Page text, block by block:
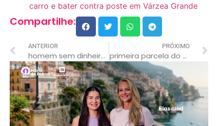
carro e bater contra poste em Várzea Grande
Compartilhe:
ANTERIOR
homem sem dinheiro fogem e deixa mulher em motel mt
PRÓXIMO
primeira parcela do décimo terceiro deve ser paga até hoje